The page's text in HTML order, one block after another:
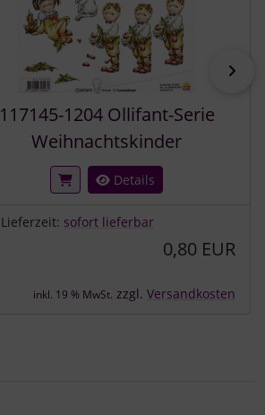
117145-1204 Ollifant-Serie
Weihnachtskinder
Details
Lieferzeit: sofort lieferbar
0,80 EUR
inkl. 19 % MwSt. zzgl. Versandkosten